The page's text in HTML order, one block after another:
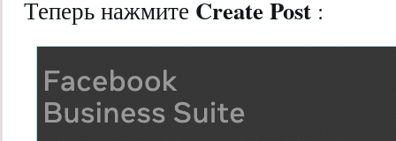
Теперь нажмите Create Post :